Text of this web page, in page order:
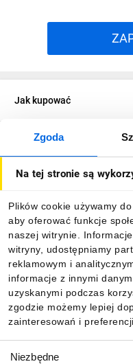
Zgoda
Na tej stronie są
Plików cookie używamy
aby oferować funkcje
naszej witrynie.
witryny, udostępniamy
reklamowym i
informacje z innymi
uzyskanymi podczas
zgodzie możemy lepiej
zainteresowań i preferencji.
Niezbędne
Jak kupować
O firmie
Informacje
Pobierz